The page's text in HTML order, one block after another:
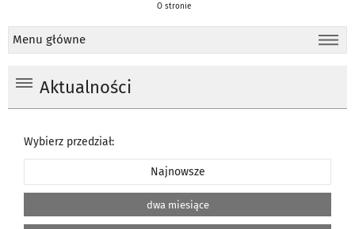
O stronie
Menu główne
Aktualności
Wybierz przedział:
Najnowsze
dwa miesiące